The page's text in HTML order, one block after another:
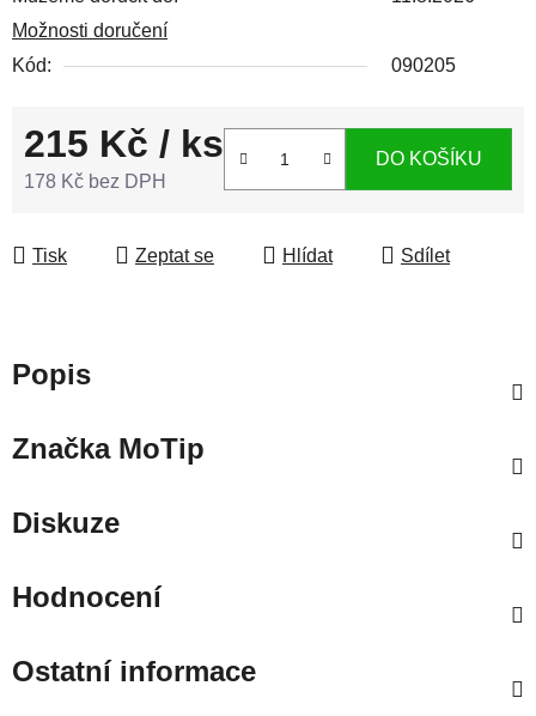
Možnosti doručení
Kód:
090205
215 Kč / ks
178 Kč bez DPH
DO KOŠÍKU
Tisk Zeptat se Hlídat Sdílet
Popis
ZnačkaMoTip
Diskuze
Hodnocení
Ostatní informace